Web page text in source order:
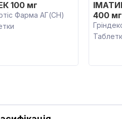
100 мг
Фарма АГ(CH)
400 мг